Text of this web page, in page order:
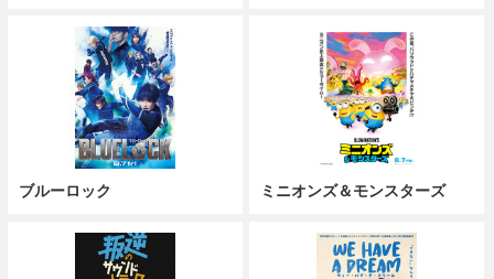
ブルーロック ミニオンズ＆モンスターズ